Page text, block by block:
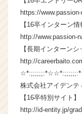
https://
【16卒インターン情
http://www.passion-
【長期インターンシ
http://
株式会社アイデンテ
【16卒特別サイト】
http://id-entity.jp/